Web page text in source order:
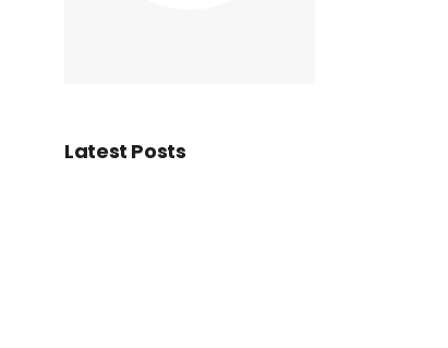
Latest Posts